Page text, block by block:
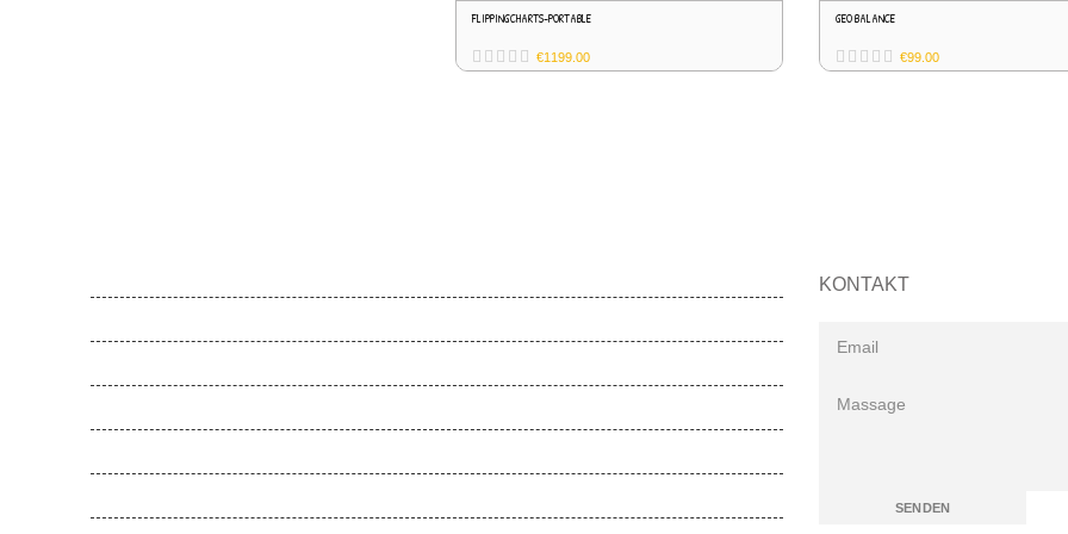
FLIPPINGCHARTS-PORTABLE
€1199.00
GEO BALANCE
€99.00
KONTAKT